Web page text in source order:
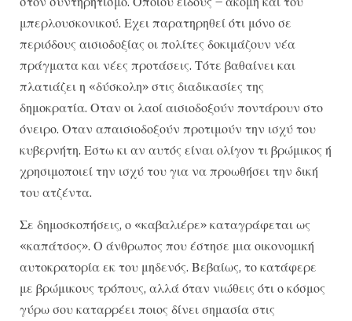
μπερλουσκονικού. Εχει παρατηρηθεί ότι μόνο σε
περιόδους αισιοδοξίας οι πολίτες δοκιμάζουν νέα
πράγματα και νέες προτάσεις. Τότε βαθαίνει και
πλατιάζει η «δύσκολη» στις διαδικασίες της
δημοκρατία. Οταν οι λαοί αισιοδοξούν ποντάρουν στο
όνειρο. Οταν απαισιοδοξούν προτιμούν την ισχύ του
κυβερνήτη. Εστω κι αν αυτός είναι ολίγον τι βρώμικος ή
χρησιμοποιεί την ισχύ του για να προωθήσει την δική
του ατζέντα.
Σε δημοσκοπήσεις, ο «καβαλιέρε» καταγράφεται ως
«καπάτσος». Ο άνθρωπος που έστησε μια οικονομική
αυτοκρατορία εκ του μηδενός. Βεβαίως, το κατάφερε
με βρώμικους τρόπους, αλλά όταν νιώθεις ότι ο κόσμος
γύρω σου καταρρέει ποιος δίνει σημασία στις